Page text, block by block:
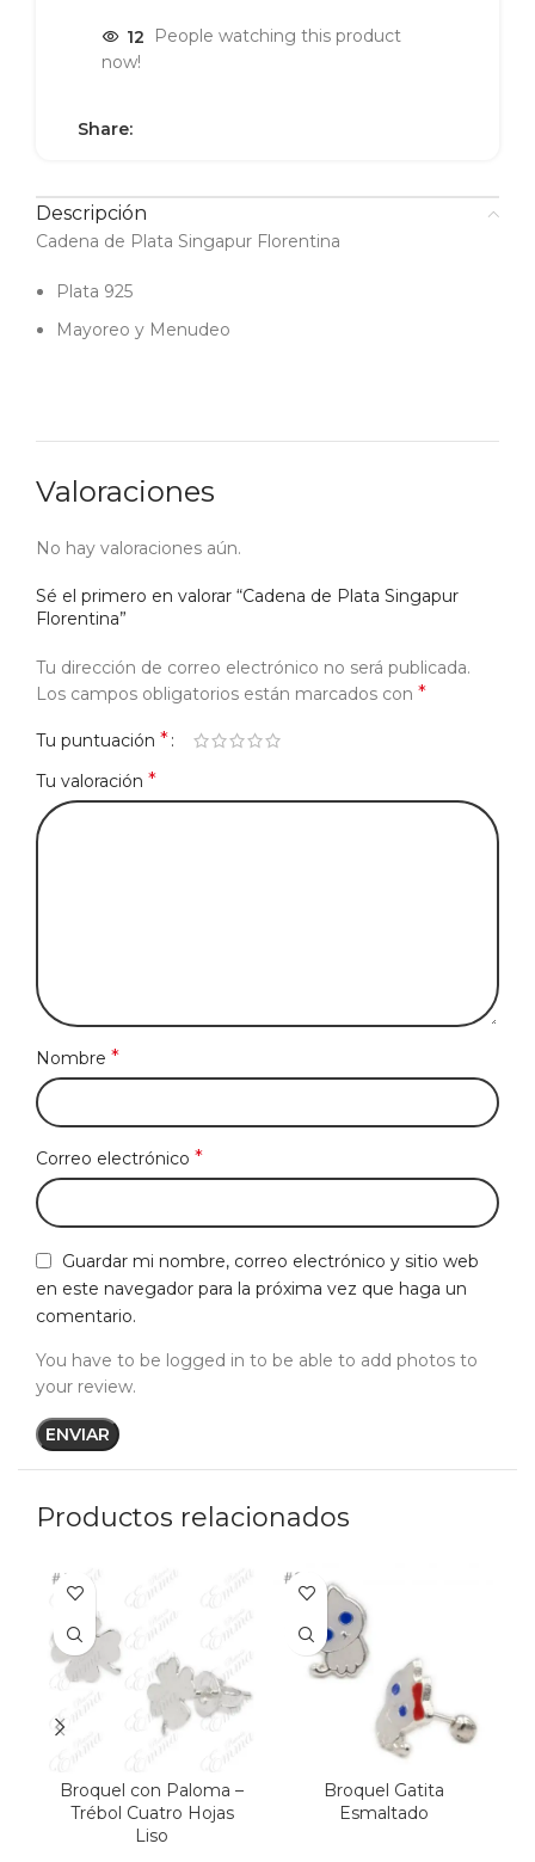
12
People watching this product
now!
Share:
Descripción
Cadena de Plata Singapur Florentina
Plata 925
Mayoreo y Menudeo
Valoraciones
No hay valoraciones aún.
Sé el primero en valorar “Cadena de Plata Singapur
Florentina”
Tu dirección de correo electrónico no será publicada.
Los campos obligatorios están marcados con *
Tu puntuación *
Tu valoración *
Nombre *
Correo electrónico *
Guardar mi nombre, correo electrónico y sitio web
en este navegador para la próxima vez que haga un
comentario.
You have to be logged in to be able to add photos to
your review.
Productos relacionados
Broquel con Paloma –
Trébol Cuatro Hojas
Liso
Broquel Gatita
Esmaltado